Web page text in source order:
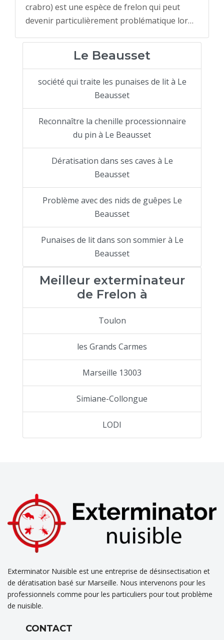
crabro) est une espèce de frelon qui peut
devenir particulièrement problématique lor…
Le Beausset
société qui traite les punaises de lit à Le
Beausset
Reconnaître la chenille processionnaire
du pin à Le Beausset
Dératisation dans ses caves à Le
Beausset
Problème avec des nids de guêpes Le
Beausset
Punaises de lit dans son sommier à Le
Beausset
Meilleur exterminateur
de Frelon à
Toulon
les Grands Carmes
Marseille 13003
Simiane-Collongue
LODI
Exterminator Nuisible est une entreprise de désinsectisation et
de dératisation basé sur Marseille. Nous intervenons pour les
professionnels comme pour les particuliers pour tout problème
de nuisible.
CONTACT